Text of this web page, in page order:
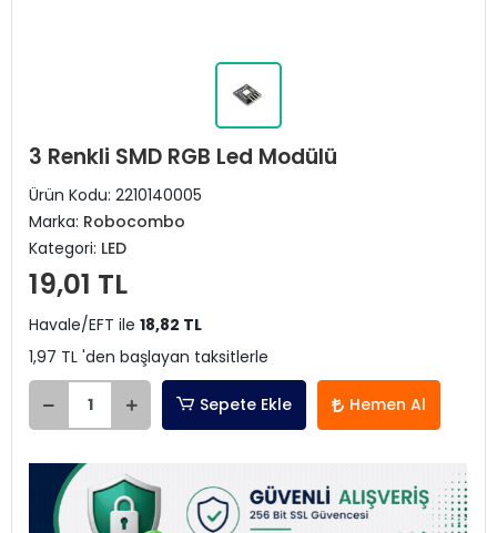
3 Renkli SMD RGB Led Modülü
Ürün Kodu: 2210140005
Marka: Robocombo
Kategori: LED
19,01 TL
Havale/EFT ile 18,82 TL
1,97 TL 'den başlayan taksitlerle
Sepete Ekle Hemen Al